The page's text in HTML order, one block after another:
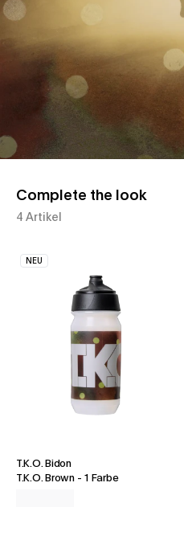
Complete the look
4 Artikel
NEU
T.K.O. Bidon
T.K.O. Brown- 1 Farbe